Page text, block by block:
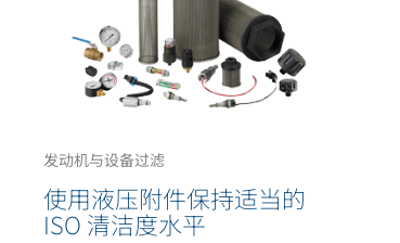
发动机与设备过滤
使用液压附件保持适当的
ISO 清洁度水平